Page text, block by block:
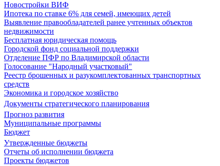
Новостройки ВИФ
Ипотека по ставке 6% для семей, имеющих детей
Выявление правообладателей ранее учтенных объектов
недвижимости
Бесплатная юридическая помощь
Городской фонд социальной поддержки
Отделение ПФР по Владимирской области
Голосование "Народный участковый"
Реестр брошенных и разукомплектованных транспортных
средств
Экономика и городское хозяйство
Документы стратегического планирования
Прогноз развития
Муниципальные программы
Бюджет
Утвержденные бюджеты
Отчеты об исполнении бюджета
Проекты бюджетов